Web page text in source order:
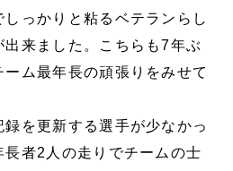
っかりと粘るベテランらし
来ました。こちらも7年ぶ
ム最年長の頑張りをみせて
を更新する選手が少なかっ
者2人の走りでチームの士